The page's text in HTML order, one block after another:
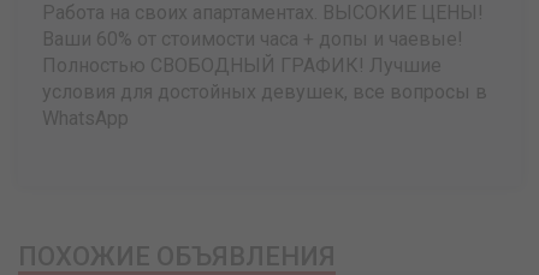
Работа на своих апартаментах. ВЫСОКИЕ ЦЕНЫ!
Ваши 60% от стоимости часа + допы и чаевые!
Полностью СВОБОДНЫЙ ГРАФИК! Лучшие
условия для достойных девушек, все вопросы в
WhatsApp